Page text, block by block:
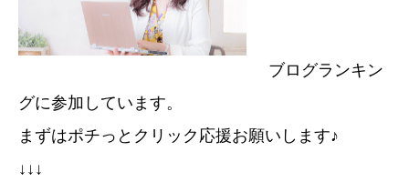
ブログランキン
グに参加しています。
まずはポチっとクリック応援お願いします♪
↓↓↓